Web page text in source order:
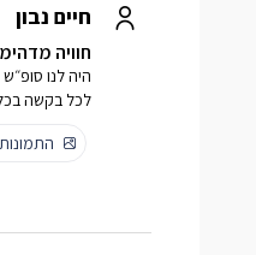
חיים נבון
חוויה
היה לנו
לכל בקשה